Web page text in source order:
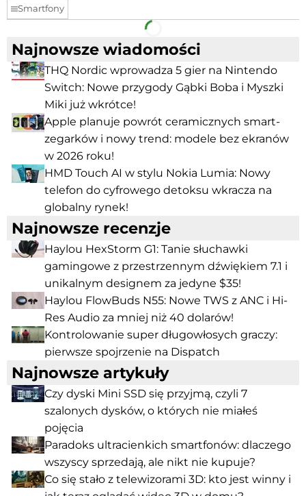
Smartfony
Facebook Telegram
Najnowsze wiadomości
THQ Nordic wprowadza 5 gier na Nintendo
Switch: Nowe przygody Gąbki Boba i Myszki
Miki już wkrótce!
Apple planuje powrót ceramicznych smart-
zegarków i nowy trend: modele bez ekranów
w 2026 roku!
HMD Touch AI w stylu Nokia Lumia: Nowy
telefon do cyfrowego detoksu wkracza na
globalny rynek!
Najnowsze recenzje
Haylou HexStorm G1: Tanie słuchawki
gamingowe z przestrzennym dźwiękiem 7.1 i
unikalnym designem za jedyne $35!
Haylou FlowBuds N55: Nowe TWS z ANC i Hi-
Res Audio za mniej niż 40 dolarów!
Kontrolowanie super długowłosych graczy:
pierwsze spojrzenie na Dispatch
Najnowsze artykuły
Czy dyski Mini SSD się przyjmą, czyli 7
szalonych dysków, o których nie miałeś
pojęcia
Paradoks ultracienkich smartfonów: dlaczego
wszyscy sprzedają, ale nikt nie kupuje?
Co się stało z telewizorami 3D: kto jest winny i